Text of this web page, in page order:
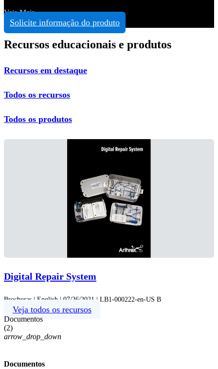
Veja Mais
Solicite informação do produto
Recursos educacionais e produtos
Recursos em destaque
Todos os recursos
Todos os produtos
Digital Repair System
Brochuras | English | 07/26/2021 | LB1-000222-en-US B
Veja todos os recursos
Documentos
(2)
arrow_drop_down
Documentos